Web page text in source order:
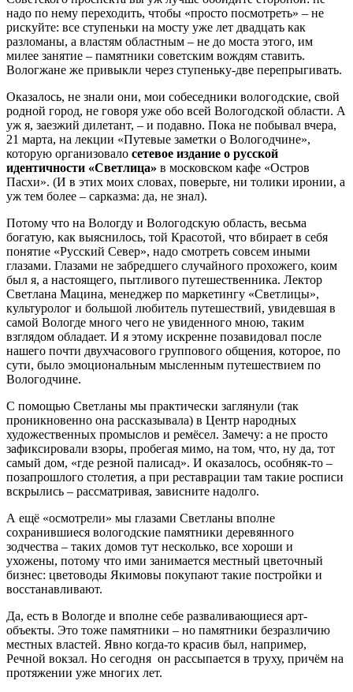
надо по нему переходить, чтобы «просто посмотреть» – не
рискуйте: все ступеньки на мосту уже лет двадцать как
разломаны, а властям областным – не до моста этого, им
милее занятие – памятники советским вождям ставить.
Вологжане же привыкли через ступеньку-две перепрыгивать.
Оказалось, не знали они, мои собеседники вологодские, свой
родной город, не говоря уже обо всей Вологодской области. А
уж я, заезжий дилетант, – и подавно. Пока не побывал вчера,
21 марта, на лекции «Путевые заметки о Вологодчине»,
которую организовало сетевое издание о русской
идентичности «Светлица» в московском кафе «Остров
Пасхи». (И в этих моих словах, поверьте, ни толики иронии, а
уж тем более – сарказма: да, не знал).
Потому что на Вологду и Вологодскую область, весьма
богатую, как выяснилось, той Красотой, что вбирает в себя
понятие «Русский Север», надо смотреть совсем иными
глазами. Глазами не забредшего случайного прохожего, коим
был я, а настоящего, пытливого путешественника. Лектор
Светлана Мацина, менеджер по маркетингу «Светлицы»,
культуролог и большой любитель путешествий, увидевшая в
самой Вологде много чего не увиденного мною, таким
взглядом обладает. И я этому искренне позавидовал после
нашего почти двухчасового группового общения, которое, по
сути, было эмоциональным мысленным путешествием по
Вологодчине.
С помощью Светланы мы практически заглянули (так
проникновенно она рассказывала) в Центр народных
художественных промыслов и ремёсел. Замечу: а не просто
зафиксировали взоры, пробегая мимо, на том, что, ну да, тот
самый дом, «где резной палисад». И оказалось, особняк-то –
позапрошлого столетия, а при реставрации там такие росписи
вскрылись – рассматривая, зависните надолго.
А ещё «осмотрели» мы глазами Светланы вполне
сохранившиеся вологодские памятники деревянного
зодчества – таких домов тут несколько, все хороши и
ухожены, потому что ими занимается местный цветочный
бизнес: цветоводы Якимовы покупают такие постройки и
восстанавливают.
Да, есть в Вологде и вполне себе разваливающиеся арт-
объекты. Это тоже памятники – но памятники безразличию
местных властей. Явно когда-то красив был, например,
Речной вокзал. Но сегодня он рассыпается в труху, причём на
протяжении уже многих лет.